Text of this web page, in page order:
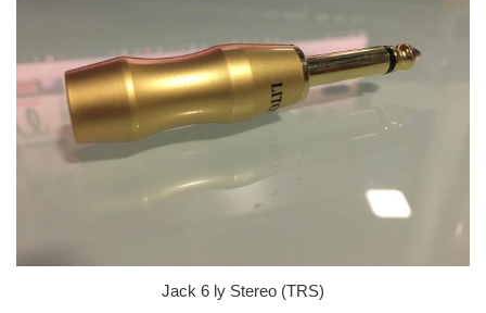
Jack 6 ly Stereo (TRS)